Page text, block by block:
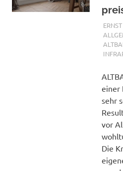
Leben
17.
einer
sehr
vor
Die